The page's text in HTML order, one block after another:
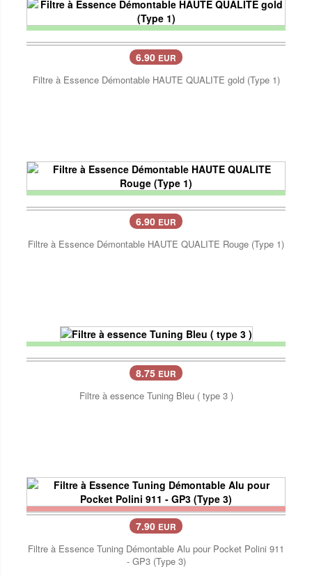
6.90 EUR
Filtre à Essence Démontable HAUTE QUALITE gold (Type 1)
6.90 EUR
Filtre à Essence Démontable HAUTE QUALITE Rouge (Type 1)
8.75 EUR
Filtre à essence Tuning Bleu ( type 3 )
7.90 EUR
Filtre à Essence Tuning Démontable Alu pour Pocket Polini 911
- GP3 (Type 3)